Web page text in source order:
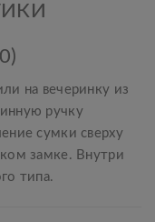
на вечеринку из
ручку
сумки сверху
замке. Внутри
типа.